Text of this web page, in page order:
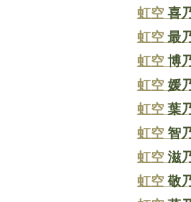
虹空 喜
虹空 最
虹空 博
虹空 媛
虹空 葉
虹空 智
虹空 滋
虹空 敬